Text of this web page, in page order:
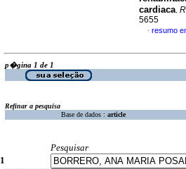
cardiaca.
5655
· resumo
p�gina 1 de 1
Refinar a pesquisa
Base de dados : article
Pesquisar
1